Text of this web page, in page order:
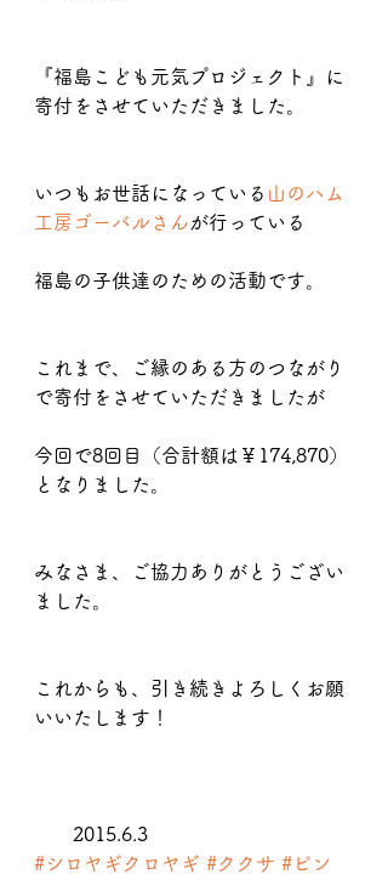
『福島こども元気プロジェクト』に
寄付をさせていただきました。
いつもお世話になっている 山のハム
工房ゴーバルさんが行っている
福島の子供達のための活動です。
これまで、ご縁のある方のつながり
で寄付をさせていただきましたが
今回で8回目（合計額は￥174,870）
となりました。
みなさま、ご協力ありがとうござい
ました。
これからも、引き続きよろしくお願
いいたします！
2015.6.3
#シロヤギクロヤギ #ククサ #ピン